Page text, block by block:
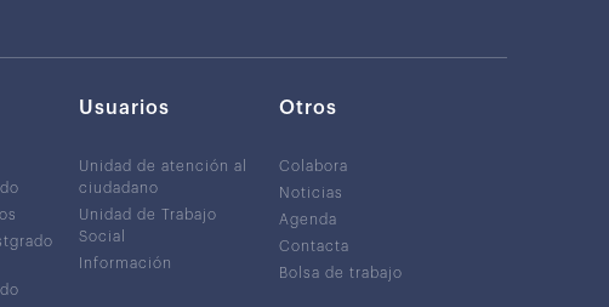
Usuarios
Unidad de atención al
ciudadano
Unidad de Trabajo
Social
Información
Otros
Colabora
Noticias
Agenda
Contacta
Bolsa de trabajo